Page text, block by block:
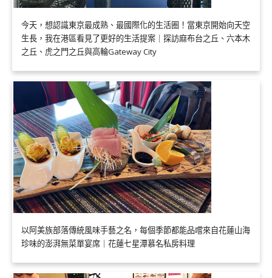
今天，想認識東京最成熟、最國際化的生活圈！當東京開始向天空
生長，我在港區看見了更好的生活提案｜探訪麻布台之丘、六本木
之丘、虎之門之丘與高輪Gateway City
以阿美族部落傳統風味手藝之名，每個季節都能品嚐來自花蓮山海
珍味的澎湃無菜單宴席｜花蓮七星潭慕名私房料理